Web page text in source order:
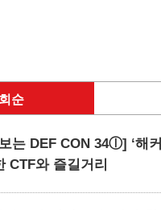
순
는 DEF CON 34ⓛ] ‘해
CTF와 즐길거리